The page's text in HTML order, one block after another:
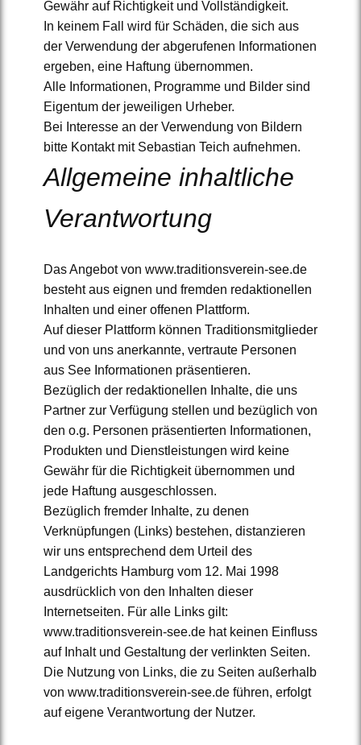
Gewähr auf Richtigkeit und Vollständigkeit.
In keinem Fall wird für Schäden, die sich aus
der Verwendung der abgerufenen Informationen
ergeben, eine Haftung übernommen.
Alle Informationen, Programme und Bilder sind
Eigentum der jeweiligen Urheber.
Bei Interesse an der Verwendung von Bildern
bitte Kontakt mit Sebastian Teich aufnehmen.
Allgemeine inhaltliche
Verantwortung
Das Angebot von www.traditionsverein-see.de
besteht aus eignen und fremden redaktionellen
Inhalten und einer offenen Plattform.
Auf dieser Plattform können Traditionsmitglieder
und von uns anerkannte, vertraute Personen
aus See Informationen präsentieren.
Bezüglich der redaktionellen Inhalte, die uns
Partner zur Verfügung stellen und bezüglich von
den o.g. Personen präsentierten Informationen,
Produkten und Dienstleistungen wird keine
Gewähr für die Richtigkeit übernommen und
jede Haftung ausgeschlossen.
Bezüglich fremder Inhalte, zu denen
Verknüpfungen (Links) bestehen, distanzieren
wir uns entsprechend dem Urteil des
Landgerichts Hamburg vom 12. Mai 1998
ausdrücklich von den Inhalten dieser
Internetseiten. Für alle Links gilt:
www.traditionsverein-see.de hat keinen Einfluss
auf Inhalt und Gestaltung der verlinkten Seiten.
Die Nutzung von Links, die zu Seiten außerhalb
von www.traditionsverein-see.de führen, erfolgt
auf eigene Verantwortung der Nutzer.